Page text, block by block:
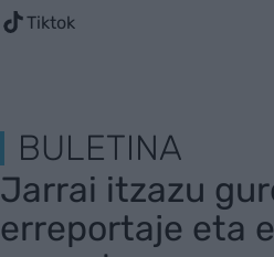
Tiktok
BULETINA
Jarrai itzazu
erreportaje eta